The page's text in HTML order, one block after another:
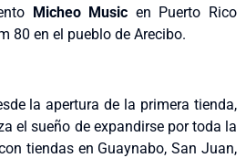
Micheo Music en Puerto Rico
80 en el pueblo de Arecibo.
la apertura de la primera tienda,
el sueño de expandirse por toda la
tiendas en Guaynabo, San Juan,